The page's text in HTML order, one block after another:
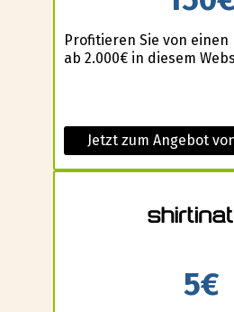
Profitieren Sie von einen
ab 2.000€ in diesem
Jetzt zum Angebot
5€